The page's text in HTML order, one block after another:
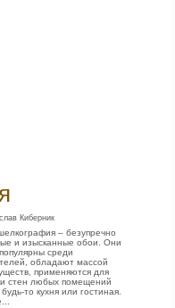
Киберник
– безупречно
и изысканные обои. Они
среди
обладают массой
применяются для
стен любых помещений
то кухня или гостиная.